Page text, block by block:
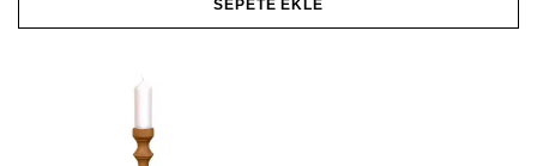
SEPETE EKLE